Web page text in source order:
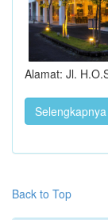
Alamat: Jl.
Selengkapnya
Back to Top